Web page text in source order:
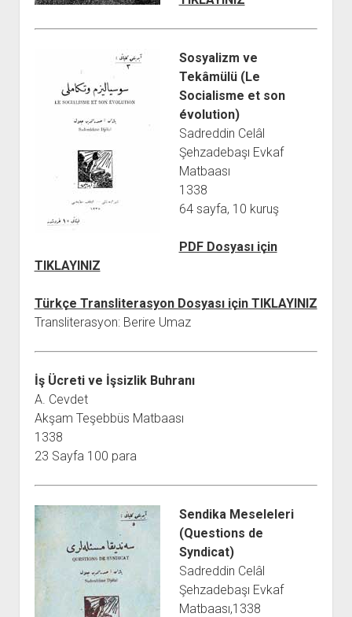
aç
YURTDIŞI KİTAPLIĞI
ATTF KİTAPLIĞI
FİDEF KİTAPLIĞI
TDF KİTAPLIĞI
GDF KİTAPLIĞI
Sosyalizm ve
Tekâmülü (Le
Socialisme et son
évolution)
Sadreddin Celâl
Şehzadebaşı Evkaf
Matbaası
1338
64 sayfa, 10 kuruş
PDF Dosyası için
TIKLAYINIZ
Türkçe Transliterasyon Dosyası için TIKLAYINIZ
Transliterasyon: Berire Umaz
İş Ücreti ve İşsizlik Buhranı
A. Cevdet
Akşam Teşebbüs Matbaası
1338
23 Sayfa 100 para
Sendika Meseleleri
(Questions de
Syndicat)
Sadreddin Celâl
Şehzadebaşı Evkaf
Matbaası,1338